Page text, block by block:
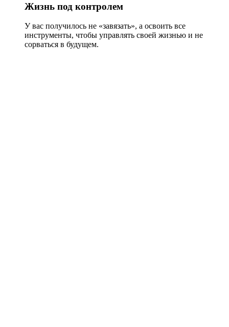
Жизнь под контролем
У вас получилось не «завязать», а освоить все
инструменты, чтобы управлять своей жизнью и не
сорваться в будущем.